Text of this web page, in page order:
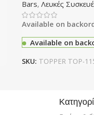
Bars, Λευκές
Available on
Available on
SKU: TOPPER TOP-